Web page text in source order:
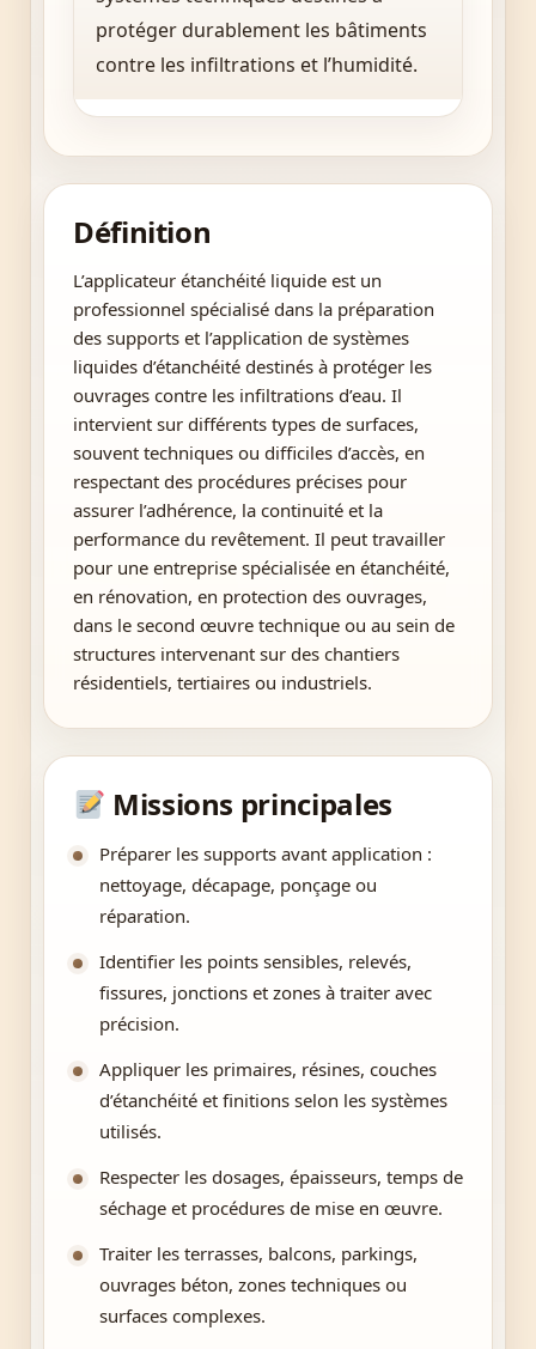
protéger durablement les bâtiments
contre les infiltrations et l’humidité.
Définition
L’applicateur étanchéité liquide est un
professionnel spécialisé dans la préparation
des supports et l’application de systèmes
liquides d’étanchéité destinés à protéger les
ouvrages contre les infiltrations d’eau. Il
intervient sur différents types de surfaces,
souvent techniques ou difficiles d’accès, en
respectant des procédures précises pour
assurer l’adhérence, la continuité et la
performance du revêtement. Il peut travailler
pour une entreprise spécialisée en étanchéité,
en rénovation, en protection des ouvrages,
dans le second œuvre technique ou au sein de
structures intervenant sur des chantiers
résidentiels, tertiaires ou industriels.
Missions principales
Préparer les supports avant application :
nettoyage, décapage, ponçage ou
réparation.
Identifier les points sensibles, relevés,
fissures, jonctions et zones à traiter avec
précision.
Appliquer les primaires, résines, couches
d’étanchéité et finitions selon les systèmes
utilisés.
Respecter les dosages, épaisseurs, temps de
séchage et procédures de mise en œuvre.
Traiter les terrasses, balcons, parkings,
ouvrages béton, zones techniques ou
surfaces complexes.